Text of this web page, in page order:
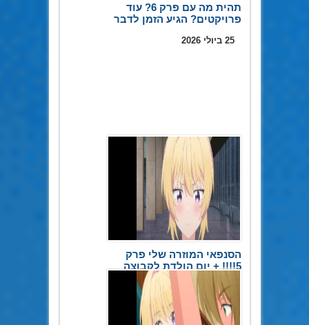
תהית מה עם פרק 6? עוד
פרויקטים? הגיע הזמן לדבר
25 ביולי 2026
הסנפאי המוזרה שלי פרק
5!!!! + יום הולדת לקבוצה
20 במאי 2026